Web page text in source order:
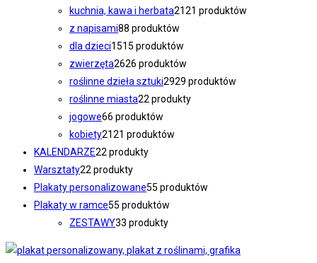
kuchnia, kawa i herbata2121 produktów
z napisami88 produktów
dla dzieci1515 produktów
zwierzęta2626 produktów
roślinne dzieła sztuki2929 produktów
roślinne miasta22 produkty
jogowe66 produktów
kobiety2121 produktów
KALENDARZE22 produkty
Warsztaty22 produkty
Plakaty personalizowane55 produktów
Plakaty w ramce55 produktów
ZESTAWY33 produkty